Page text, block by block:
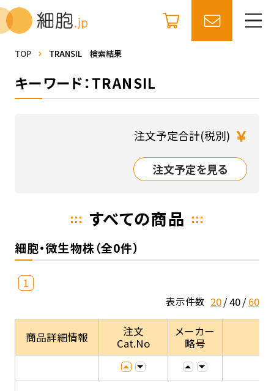
TOP TRANSIL 検索結果
キーワード：TRANSIL
注文予定合計(税別) ￥
注文予定を見る
すべての商品
細胞・微生物株（全0件）
1
表示件数 20 40 60
商品詳細情報
注文
Cat.No
メーカー
略号